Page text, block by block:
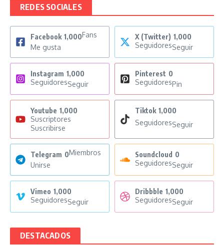
REDES SOCIALES
Facebook 1,000Fans
Me gusta
X (Twitter) 1,000
SeguidoresSeguir
Instagram 1,000
SeguidoresSeguir
Pinterest 0
SeguidoresPin
Youtube 1,000
Suscriptores
Suscribirse
Tiktok 1,000
SeguidoresSeguir
Telegram 0Miembros
Unirse
Soundcloud 0
SeguidoresSeguir
Vimeo 1,000
SeguidoresSeguir
Dribbble 1,000
SeguidoresSeguir
DESTACADOS